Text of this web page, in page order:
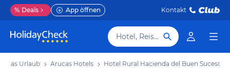
% Deals App öffnen Kontakt
Hotel, Reiseziel
Urlaub Arucas Hotels Hotel Rural Hacienda del Buen Suceso